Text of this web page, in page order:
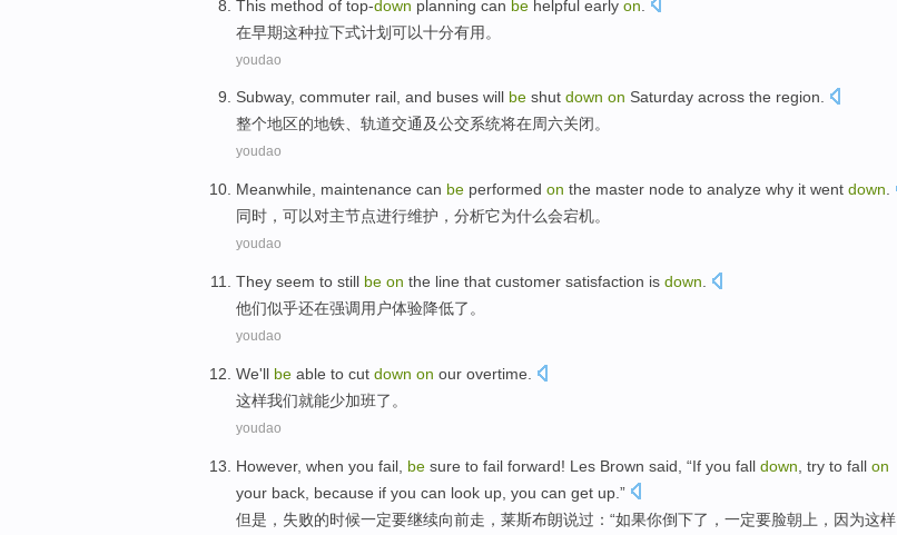
This method of top-down planning can be helpful early on
在早期这种拉下式计划可以十分有用。
youdao
Subway, commuter rail, and buses will be shut down on Saturday across the region.
整个地区的地铁、 轨道交通及公交系统将在周六关闭。
youdao
Meanwhile maintenance can be performed on the master node to analyze why it went down
同时 ， 可以对主节点进行维护 ， 分析它为什么会宕机。
youdao
They seem to still be on the line that customer satisfaction is down
他们似乎还在强调 用户体验降低了 。
youdao
We'll be able to cut down on our overtime.
这样我们就能少加班了 。
youdao
However, when you fail be sure to fail forward! Les Brown said , “If you fall down try to fall on
your back because if you can look up you can get up .”
但是 ， 失败的时候一定要继续向前走， 莱斯布朗说过 ：“如果你倒下了， 一定要脸朝 上 ， 因为这样